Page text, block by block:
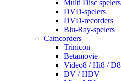
Multi Disc spelers
DVD-spelers
DVD-recorders
Blu-Ray-spelers
Camcorders
Trinicon
Betamovie
Video8 / Hi8 / D8
DV / HDV